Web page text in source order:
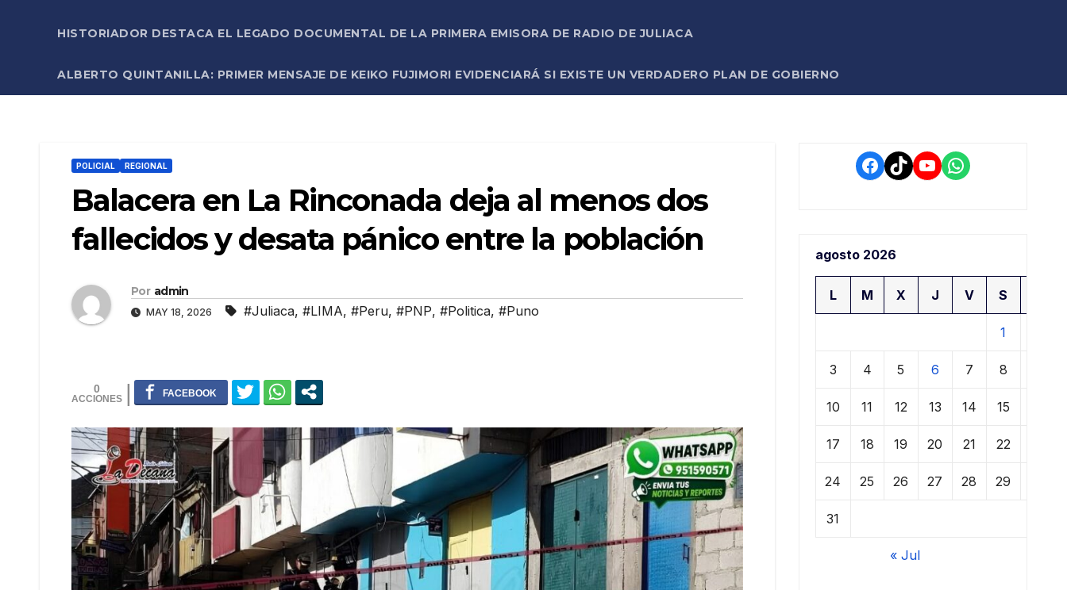
HISTORIADOR DESTACA EL LEGADO DOCUMENTAL DE LA PRIMERA EMISORA DE RADIO DE JULIACA
ALBERTO QUINTANILLA: PRIMER MENSAJE DE KEIKO FUJIMORI EVIDENCIARÁ SI EXISTE UN VERDADERO PLAN DE GOBIERNO
POLICIAL REGIONAL
Balacera en La Rinconada deja al menos dos
fallecidos y desata pánico entre la población
Por admin
MAY 18, 2026 #Juliaca, #LIMA, #Peru, #PNP, #Politica, #Puno
0
Facebook
TikTokYouTube
WhatsApp
agosto 2026
L M X J V S
1
3 4 5 6 7 8
10 11 12 13 14 15
17 18 19 20 21 22
24 25 26 27 28 29
31
« Jul